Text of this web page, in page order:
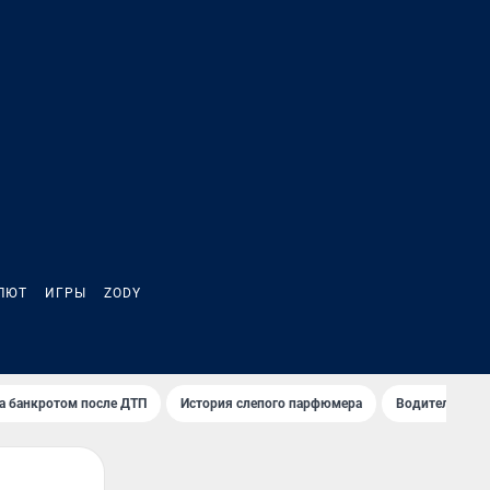
ИГРЫ ZODY
банкротом после ДТП История слепого парфюмера Водители